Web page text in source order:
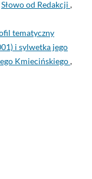
Słowo od Redakcji ,
tematyczny
i sylwetka jego
Kmiecińskiego,